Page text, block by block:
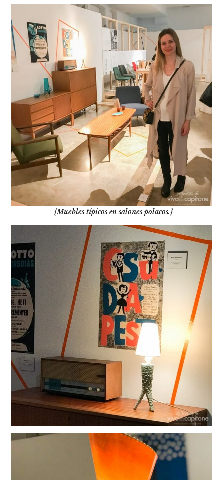
{Muebles típicos en salones polacos.}